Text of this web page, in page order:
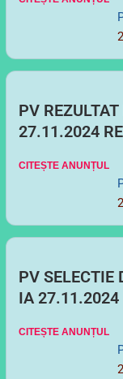
PV
CITEȘTE ANUNȚUL
PV SELECTIE
CITEȘTE ANUNȚUL